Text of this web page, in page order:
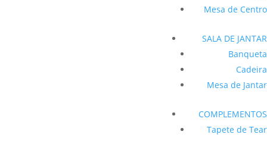
Mesa de Centro
SALA DE JANTAR
Banqueta
Cadeira
Mesa de Jantar
COMPLEMENTOS
Tapete de Tear